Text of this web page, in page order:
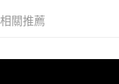
之用戶狀況，依本公司即
形，本公司將視審查結果
相關推薦